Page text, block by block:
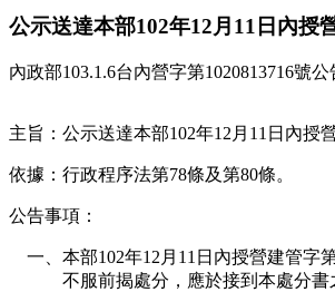
公示送達本部102年12月11日內授
內政部103.1.6台內營字第1020813716號公
主旨：公示送達本部102年12月11日內授
依據：行政程序法第78條及第80條。
公告事項：
一、本部102年12月11日內授營建管字
不服前揭處分，應於接到本處分書